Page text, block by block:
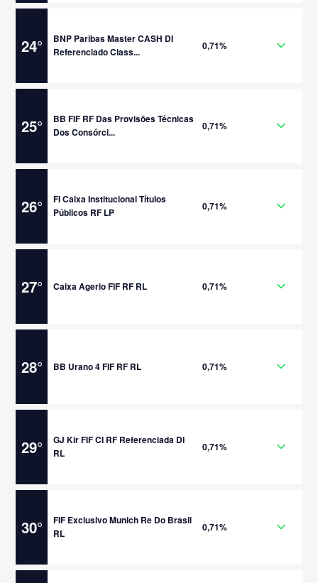
24°
BNP Paribas Master CASH DI
Referenciado Class...
0,71%
25°
BB FIF RF Das Provisões Técnicas
Dos Consórci...
0,71%
26°
FI Caixa Institucional Títulos
Públicos RF LP
0,71%
27° Caixa Agerio FIF RF RL 0,71%
28° BB Urano 4 FIF RF RL 0,71%
29°
GJ Kir FIF CI RF Referenciada DI
RL
0,71%
30°
FIF Exclusivo Munich Re Do Brasil
RL
0,71%